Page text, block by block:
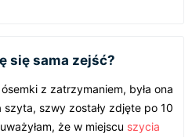
się sama zejść?
z zatrzymaniem, była ona
szyta, szwy zostały zdjęte po 10
że w miejscu szycia